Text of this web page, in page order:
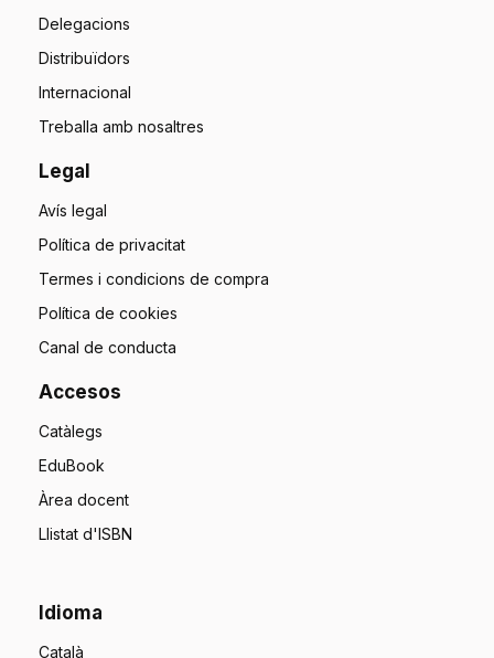
Delegacions
Distribuïdors
Internacional
Treballa amb nosaltres
Legal
Avís legal
Política de privacitat
Termes i condicions de compra
Política de cookies
Canal de conducta
Accesos
Catàlegs
EduBook
Àrea docent
Llistat d'ISBN
Idioma